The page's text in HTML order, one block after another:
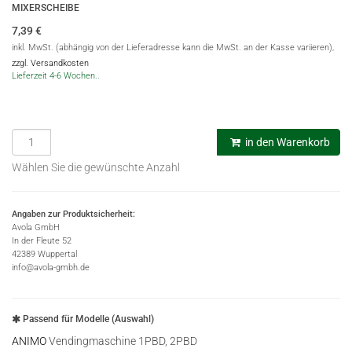
MIXERSCHEIBE
7,39€
inkl. MwSt. (abhängig von der Lieferadresse kann die MwSt. an der Kasse variieren),
zzgl. Versandkosten
Lieferzeit 4-6 Wochen..
in den Warenkorb
Wählen Sie die gewünschte Anzahl
Angaben zur Produktsicherheit:
Avola GmbH
In der Fleute 52
42389 Wuppertal
info@avola-gmbh.de
Passend für Modelle (Auswahl)
ANIMOVendingmaschine 1PBD, 2PBD